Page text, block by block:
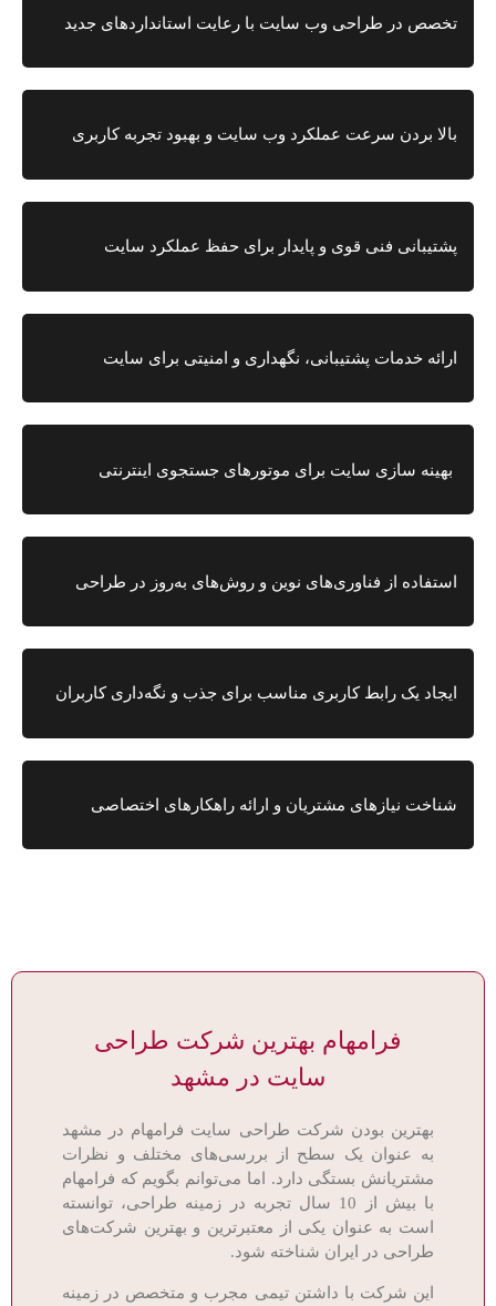
تخصص در طراحی وب سایت با رعایت استانداردهای جدید
بالا بردن سرعت عملکرد وب سایت و بهبود تجربه کاربری
پشتیبانی فنی قوی و پایدار برای حفظ عملکرد سایت
ارائه خدمات پشتیبانی، نگهداری و امنیتی برای سایت
بهینه ‌سازی سایت برای موتورهای جستجوی اینترنتی
استفاده از فناوری‌های نوین و روش‌های به‌روز در طراحی
ایجاد یک رابط کاربری مناسب برای جذب و نگه‌داری کاربران
شناخت نیازهای مشتریان و ارائه راهکارهای اختصاصی
فرامهام بهترین شرکت طراحی
سایت در مشهد
بهترین بودن شرکت طراحی سایت فرامهام در مشهد
به عنوان یک سطح از بررسی‌های مختلف و نظرات
مشتریانش بستگی دارد. اما می‌توانم بگویم که فرامهام
با بیش از 10 سال تجربه در زمینه طراحی، توانسته
است به عنوان یکی از معتبرترین و بهترین شرکت‌های
طراحی در ایران شناخته شود.
این شرکت با داشتن تیمی مجرب و متخصص در زمینه